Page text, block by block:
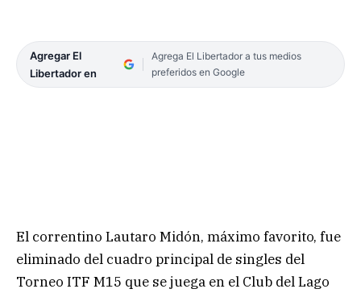
Agregar El
Libertador en
Agrega El Libertador a tus medios
preferidos en Google
El correntino Lautaro Midón, máximo favorito, fue
eliminado del cuadro principal de singles del
Torneo ITF M15 que se juega en el Club del Lago